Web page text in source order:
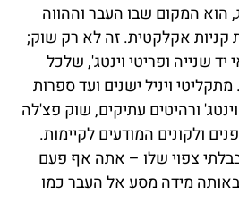
הוא המקום שבו העבר וההווה
קניות אקלקטית. זה לא רק שוק;
שנייה ופריטי וינטג', שלכל
ויניל ישנים ועד ספרות
ורהיטים עתיקים, שוק פצ'לה
ולקונים המודעים לקיימות.
צפוי שלו – אתה אף פעם
מידה מסע אל העבר כמו